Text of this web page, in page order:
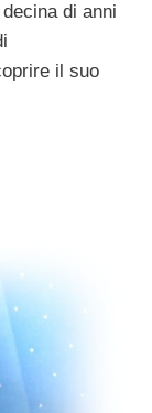
di anni
il suo